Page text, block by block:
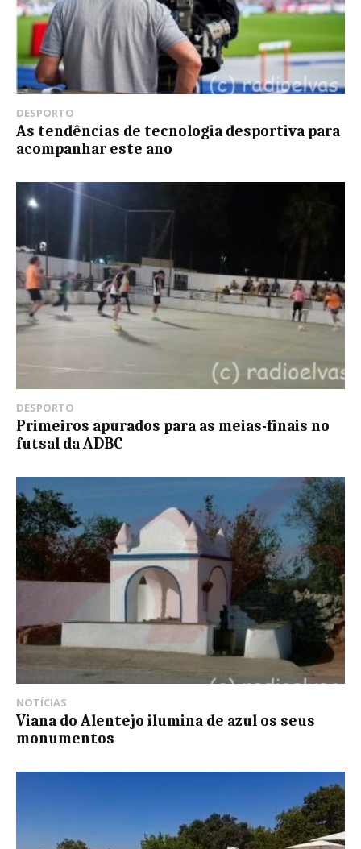
DESPORTO
As tendências de tecnologia desportiva para
acompanhar este ano
DESPORTO
Primeiros apurados para as meias-finais no
futsal da ADBC
NOTÍCIAS
Viana do Alentejo ilumina de azul os seus
monumentos